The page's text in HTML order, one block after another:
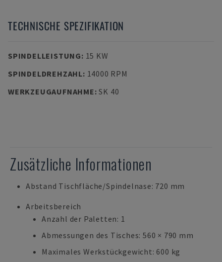
TECHNISCHE SPEZIFIKATION
SPINDELLEISTUNG: 15 KW
SPINDELDREHZAHL: 14000 RPM
WERKZEUGAUFNAHME:SK 40
Zusätzliche Informationen
Abstand Tischfläche/Spindelnase: 720 mm
Arbeitsbereich
Anzahl der Paletten: 1
Abmessungen des Tisches: 560 × 790 mm
Maximales Werkstückgewicht: 600 kg